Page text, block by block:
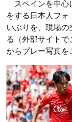
スペインを中心
をする日本人フ
いぶりを、現場の
る（外部サイトで
からプレー写真を